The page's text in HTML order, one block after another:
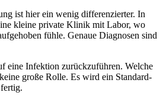
ist hier ein wenig differenzierter. In
kleine private Klinik mit Labor, wo
fühle. Genaue Diagnosen sind
eine Infektion zurückzuführen. Welche
große Rolle. Es wird ein Standard-